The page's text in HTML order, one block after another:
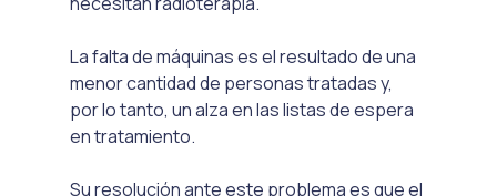
La falta de máquinas es el resultado de una
menor cantidad de personas tratadas y,
por lo tanto, un alza en las listas de espera
en tratamiento.
Su resolución ante este problema es que el